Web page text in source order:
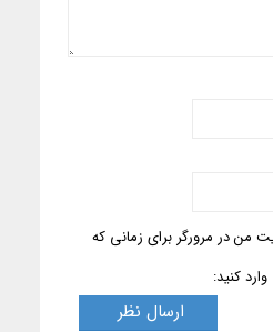
من در مرورگر برای زمانی که
کنید: